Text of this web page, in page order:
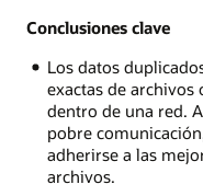
Conclusiones clave
Los datos
exactas de archivos
dentro de una red.
pobre
adherirse a las
archivos.